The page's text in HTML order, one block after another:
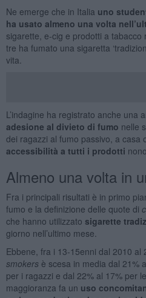
Ne emerge che in Italia uno
ha usato almeno una volta
sigarette, e-cig e prodotti a
tre ha fumato una sigaretta
vita.
L’indagine ha registrato anche una
adesione al divieto di fumo nelle
dei ragazzi al fumo passivo, a casa
accessibilità a tutti i prodotti
Almeno una volta in
Fra i principali risultati è in primo
fumo e la definizione delle quote di
che hanno utilizzato sigarette
giorno nell’ultimo mese.
Ebbene, fra i 13-15enni dal 2010 al
smokers è scesa in media dal 21%
per i ragazzi e dal 22% al 17% per
maggioranza fa un uso